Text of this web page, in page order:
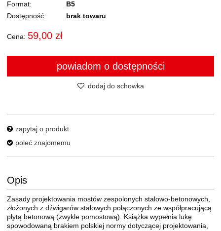
Format
B5
Dostępność:
brak towaru
Cena: 59,00 zł
powiadom o dostępności
dodaj do schowka
zapytaj o produkt
poleć znajomemu
Opis
Zasady projektowania mostów zespolonych stalowo-betonowych,
złożonych z dźwigarów stalowych połączonych ze współpracującą
płytą betonową (zwykle pomostową). Książka wypełnia lukę
spowodowaną brakiem polskiej normy dotyczącej projektowania,